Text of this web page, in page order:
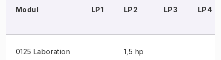
Modul LP1 LP2 LP3 LP4
0125 Laboration
1,5 hp